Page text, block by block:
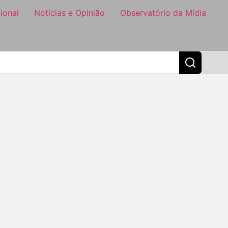
Notícias e Opinião Observatório da Mídia